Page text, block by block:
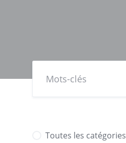
Toutes les catégories